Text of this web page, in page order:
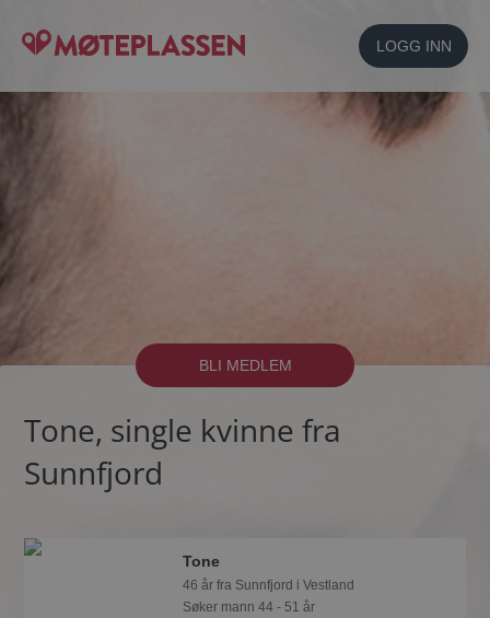
LOGG INN
BLI MEDLEM
Tone, single kvinne fra
Sunnfjord
Tone
46 år fra Sunnfjord i Vestland
Søker mann 44 - 51 år